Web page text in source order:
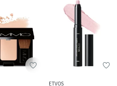
ETVOS